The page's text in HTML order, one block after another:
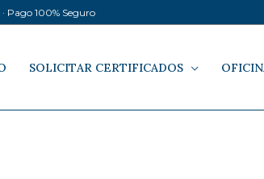
Pago 100% Seguro
SOLICITAR CERTIFICADOS